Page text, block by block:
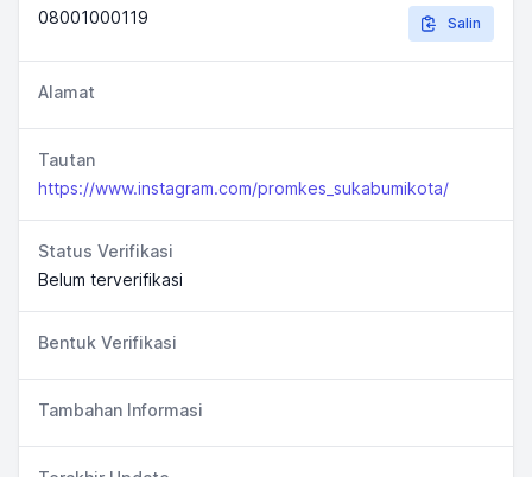
08001000119
Salin
Alamat
Tautan
https://www.instagram.com/promkes_sukabumikota/
Status Verifikasi
Belum terverifikasi
Bentuk Verifikasi
Tambahan Informasi